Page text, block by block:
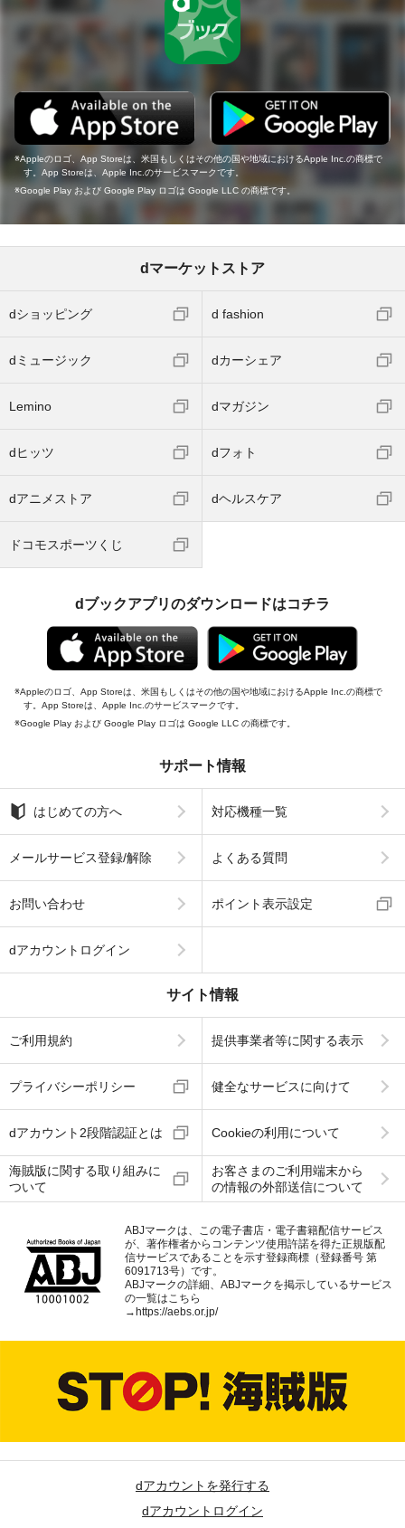
Appleのロゴ、App Storeは、米国もしくはその他の国や地域におけるApple Inc.の商標で
す。App Storeは、Apple Inc.のサービスマークです。
Google Play および Google Play ロゴは Google LLC の商標です。
dマーケットストア
dショッピング d fashion
dミュージック dカーシェア
Lemino dマガジン
dヒッツ dフォト
dアニメストア dヘルスケア
ドコモスポーツくじ
dブックアプリのダウンロードはコチラ
Appleのロゴ、App Storeは、米国もしくはその他の国や地域におけるApple Inc.の商標で
す。App Storeは、Apple Inc.のサービスマークです。
Google Play および Google Play ロゴは Google LLC の商標です。
サポート情報
はじめての方へ 対応機種一覧
メールサービス登録/解除 よくある質問
お問い合わせ ポイント表示設定
dアカウントログイン
サイト情報
ご利用規約 提供事業者等に関する表示
プライバシーポリシー 健全なサービスに向けて
dアカウント2段階認証とは Cookieの利用について
海賊版に関する取り組みに
ついて
お客さまのご利用端末から
の情報の外部送信について
ABJマークは、この電子書店・電子書籍配信サービス
が、著作権者からコンテンツ使用許諾を得た正規版配
信サービスであることを示す登録商標（登録番号 第
6091713号）です。
ABJマークの詳細、ABJマークを掲示しているサービス
の一覧はこちら
→ https://aebs.or.jp/
dアカウントを発行する
dアカウントログイン